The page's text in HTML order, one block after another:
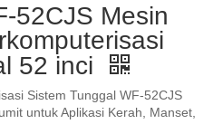
52CJS Mesin
52 inci
Sistem Tunggal WF-52CJS
untuk Aplikasi Kerah, Manset,